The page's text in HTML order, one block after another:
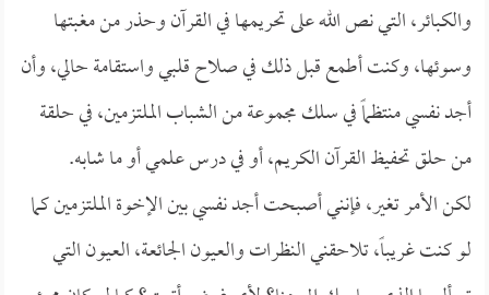
والكبائر، التي نص الله على تحريمها في القرآن وحذر من مغبتها
وسوئها، وكنت أطمع قبل ذلك في صلاح قلبي واستقامة حالي، وأن
أجد نفسي منتظماً في سلك مجموعة من الشباب الملتزمين، في حلقة
من حلق تحفيظ القرآن الكريم، أو في درس علمي أو ما شابه.
لكن الأمر تغير، فإنني أصبحت أجد نفسي بين الإخوة الملتزمين كما
لو كنت غريباً، تلاحقني النظرات والعيون الجائعة، العيون التي